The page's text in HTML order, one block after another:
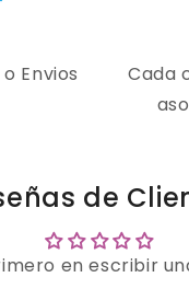
Envios
Cada
de
en escribir